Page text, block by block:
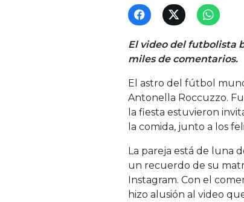
El video del futbolista
miles de comentarios.
El astro del fútbol
Antonella Roccuzzo.
la fiesta estuvieron
la comida, junto a los
La pareja está de luna
un recuerdo de su
Instagram. Con el
hizo alusión al video